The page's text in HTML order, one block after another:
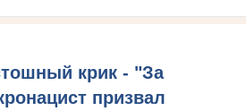
крик - "За
призвал